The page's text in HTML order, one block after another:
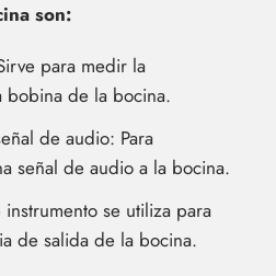
son:
para medir la
bobina de la bocina.
de audio: Para
señal de audio a la bocina.
instrumento se utiliza para
de salida de la bocina.